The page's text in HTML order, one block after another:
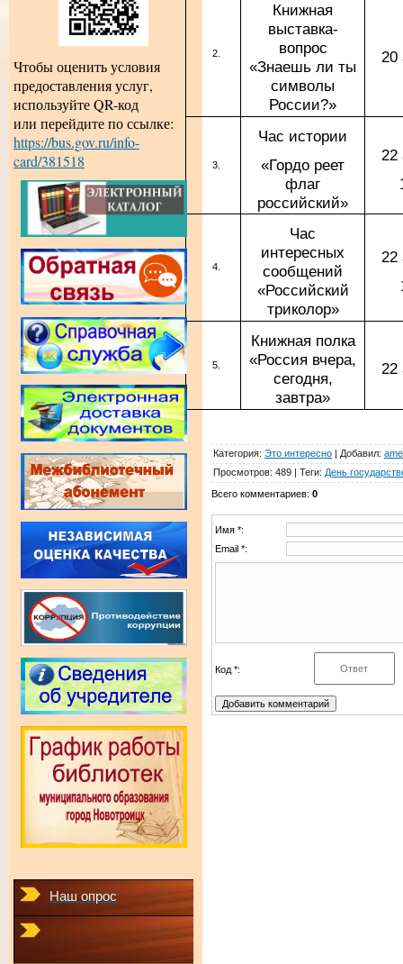
Чтобы оценить условия
предоставления услуг,
используйте QR-код
или перейдите по ссылке:
https://bus.gov.ru/info-
card/381518
Наш опрос
Книжная
выставка-
вопрос
«Знаешь ли ты
символы
России?»
20
Час истории
«Гордо реет
флаг
российский»
22
Час
интересных
сообщений
«Российский
триколор»
22
Книжная полка
«Россия вчера,
сегодня,
завтра»
22
Категория: Это интересно | Добавил:
Просмотров: 489 | Теги: День
Всего комментариев: 0
Имя *:
Email *:
Код *: